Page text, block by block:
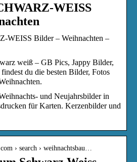
WEISS
WEISS Bilder – Weihnachten –
weiß – GB Pics, Jappy Bilder,
du die besten Bilder, Fotos
und Neujahrsbilder in
für Karten. Kerzenbilder und
› search › weihnachtsbau…